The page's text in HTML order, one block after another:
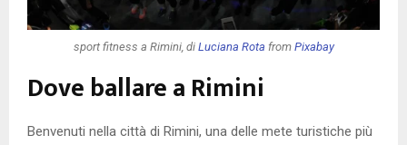
sport fitness a Rimini, di Luciana Rota from Pixabay
Dove ballare a Rimini
Benvenuti nella città di Rimini, una delle mete turistiche più